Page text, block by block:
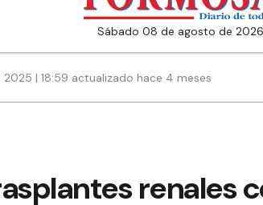
sábado 08 de agosto de 2026
| 18:59 actualizado hace 4 meses
renales